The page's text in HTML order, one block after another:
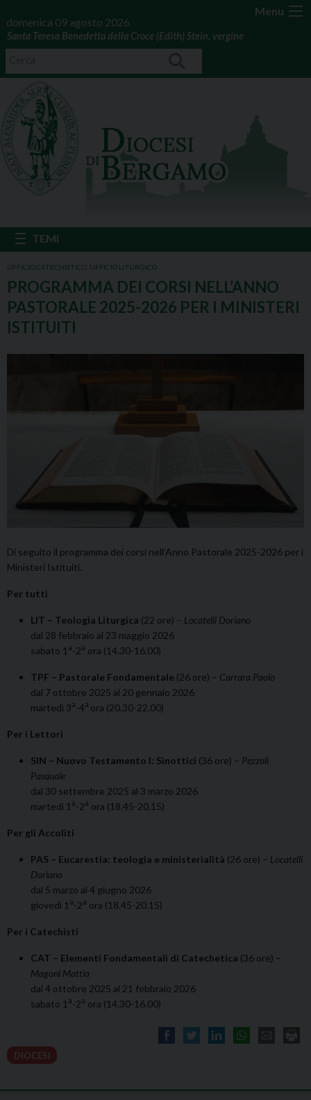
Menu
domenica 09 agosto 2026
Santa Teresa Benedetta della Croce (Edith) Stein, vergine
UFFICIO CATECHISTICO UFFICIO LITURGICO
PROGRAMMA DEI CORSI NELL’ANNO
PASTORALE 2025-2026 PER I MINISTERI
ISTITUITI
Di seguito il programma dei corsi nell’Anno Pastorale 2025-2026 per i
Ministeri Istituiti.
Per tutti
LIT – Teologia Liturgica (22 ore) – Locatelli Doriano
dal 28 febbraio al 23 maggio 2026
sabato 1 a-2a ora (14.30-16.00)
TPF – Pastorale Fondamentale (26 ore) – Carrara Paolo
dal 7 ottobre 2025 al 20 gennaio 2026
martedì 3a-4a ora (20.30-22.00)
Per i Lettori
SIN – Nuovo Testamento I: Sinottici (36 ore) – Pezzoli
Pasquale
dal 30 settembre 2025 al 3 marzo 2026
martedì 1 a-2a ora (18.45-20.15)
Per gli Accoliti
PAS – Eucarestia: teologia e ministerialità (26 ore) – Locatelli
Doriano
dal 5 marzo al 4 giugno 2026
giovedì 1 a-2a ora (18.45-20.15)
Per i Catechisti
CAT – Elementi Fondamentali di Catechetica (36 ore) –
Magoni Mattia
dal 4 ottobre 2025 al 21 febbraio 2026
sabato 1 a-2a ora (14.30-16.00)
DIOCESI